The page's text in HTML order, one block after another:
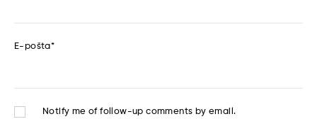
E-pošta*
Notify me of follow-up comments by email.